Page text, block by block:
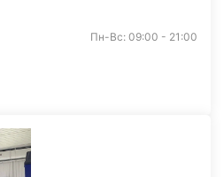
Пн-Вс: 09:00 - 21:00